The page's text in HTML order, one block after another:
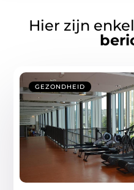
Hier zijn
GEZONDHEID